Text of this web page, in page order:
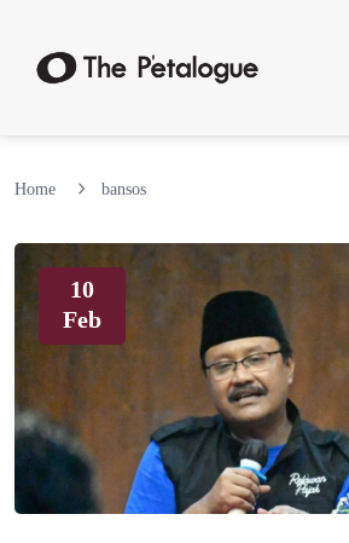
Home bansos
10
Feb